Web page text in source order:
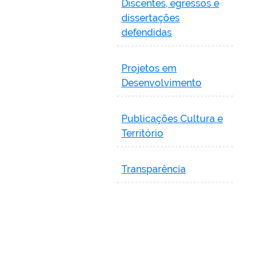
Discentes, egressos e
dissertações
defendidas
Projetos em
Desenvolvimento
Publicações Cultura e
Território
Transparência